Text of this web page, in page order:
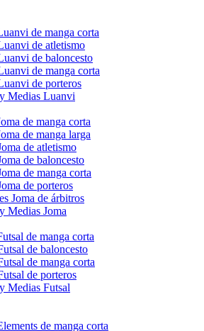
de manga corta
de atletismo
de baloncesto
de manga corta
de porteros
Medias Luanvi
de manga corta
de manga larga
de atletismo
de baloncesto
de manga corta
de porteros
Joma de árbitros
Medias Joma
de manga corta
de baloncesto
de manga corta
de porteros
Medias Futsal
de manga corta